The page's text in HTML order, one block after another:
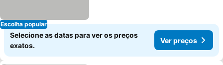
Escolha popular
Selecione as datas para ver os preços
exatos.
Ver preços